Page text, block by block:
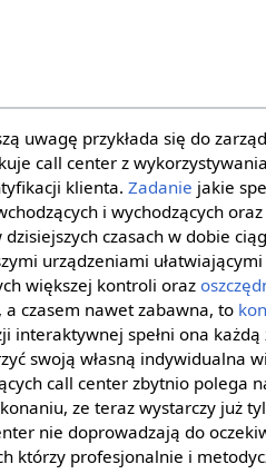
uwagę przykłada się do
call center z
klienta.Zadanie jakie
i wychodzących
czasach w dobie
urządzeniami
większej kontroli oraz
czasem nawet zabawna, to
interaktywnej spełni ona
swoją własną indywidualna
call center zbytnio polega
ze teraz wystarczy już
nie doprowadzają do
którzy profesjonalnie i